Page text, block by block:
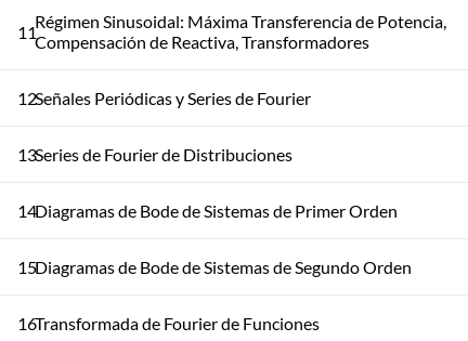
11Régimen Sinusoidal: Máxima Transferencia de Potencia,
Compensación de Reactiva, Transformadores
12Señales Periódicas y Series de Fourier
13Series de Fourier de Distribuciones
14Diagramas de Bode de Sistemas de Primer Orden
15Diagramas de Bode de Sistemas de Segundo Orden
16Transformada de Fourier de Funciones